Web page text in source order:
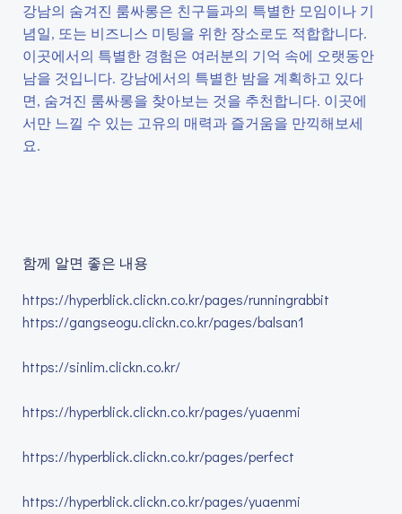
강남의 숨겨진 룸싸롱은 친구들과의 특별한 모임이나 기
념일, 또는 비즈니스 미팅을 위한 장소로도 적합합니다.
이곳에서의 특별한 경험은 여러분의 기억 속에 오랫동안
남을 것입니다. 강남에서의 특별한 밤을 계획하고 있다
면, 숨겨진 룸싸롱을 찾아보는 것을 추천합니다. 이곳에
서만 느낄 수 있는 고유의 매력과 즐거움을 만끽해보세
요.
함께 알면 좋은 내용
https://hyperblick.clickn.co.kr/pages/runningrabbit
https://gangseogu.clickn.co.kr/pages/balsan1
https://sinlim.clickn.co.kr/
https://hyperblick.clickn.co.kr/pages/yuaenmi
https://hyperblick.clickn.co.kr/pages/perfect
https://hyperblick.clickn.co.kr/pages/yuaenmi